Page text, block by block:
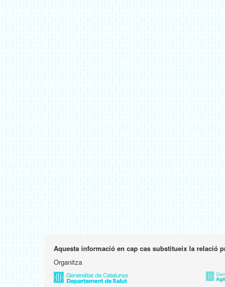
Aquesta informació en cap cas substitueix la relació
Organitza